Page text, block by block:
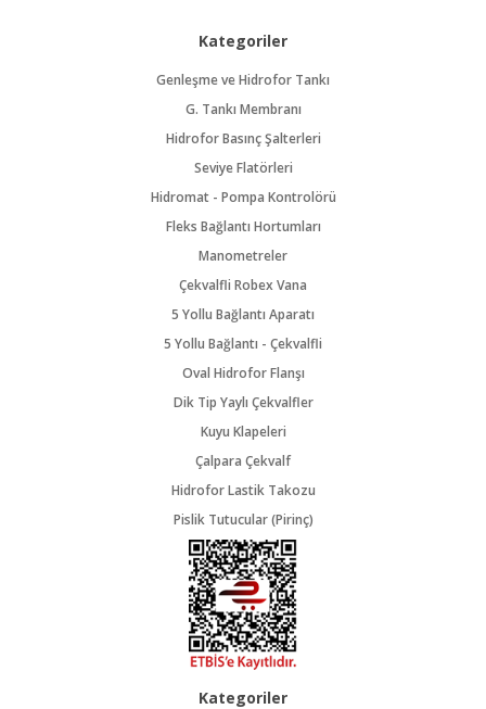
Kategoriler
Genleşme ve Hidrofor Tankı
G. Tankı Membranı
Hidrofor Basınç Şalterleri
Seviye Flatörleri
Hidromat - Pompa Kontrolörü
Fleks Bağlantı Hortumları
Manometreler
Çekvalfli Robex Vana
5 Yollu Bağlantı Aparatı
5 Yollu Bağlantı - Çekvalfli
Oval Hidrofor Flanşı
Dik Tip Yaylı Çekvalfler
Kuyu Klapeleri
Çalpara Çekvalf
Hidrofor Lastik Takozu
Pislik Tutucular (Pirinç)
Kategoriler